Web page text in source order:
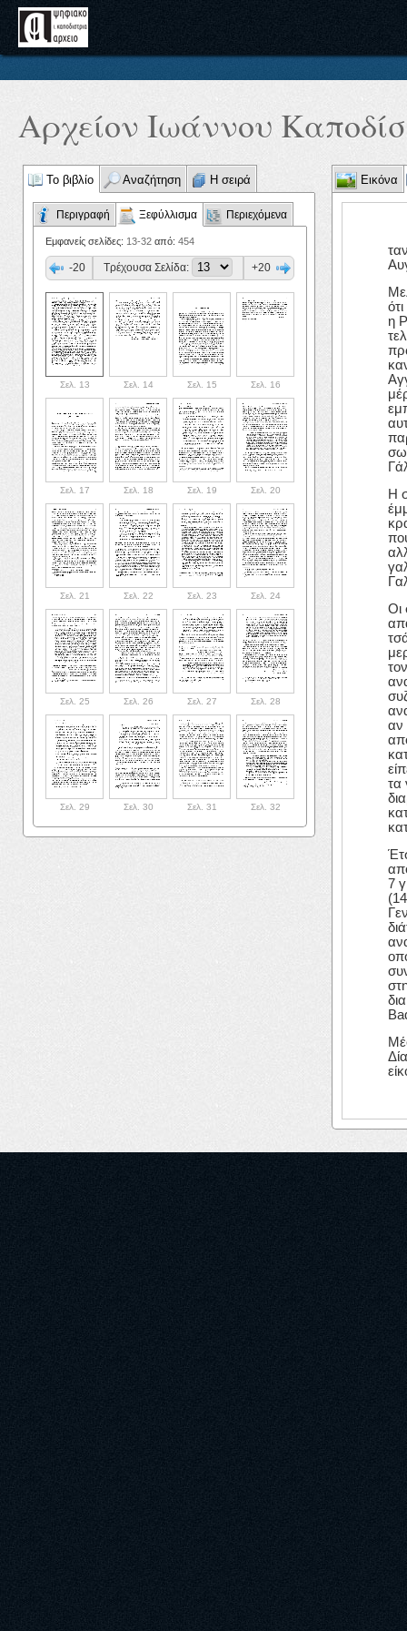
Αρχείον Ιωάννου
Το βιβλίο Αναζήτηση Η σειρά
Περιγραφή Ξεφύλλισμα Περιεχόμενα
Εμφανείς σελίδες: 13-32 από: 454
-20 Τρέχουσα Σελίδα: +20
Σελ. 13 Σελ. 14 Σελ. 15 Σελ. 16
Σελ. 17 Σελ. 18 Σελ. 19 Σελ. 20
Σελ. 21 Σελ. 22 Σελ. 23 Σελ. 24
Σελ. 25 Σελ. 26 Σελ. 27 Σελ. 28
Σελ. 29 Σελ. 30 Σελ. 31 Σελ. 32
Εικόνα
η
Η
Οι
αν
τα
7